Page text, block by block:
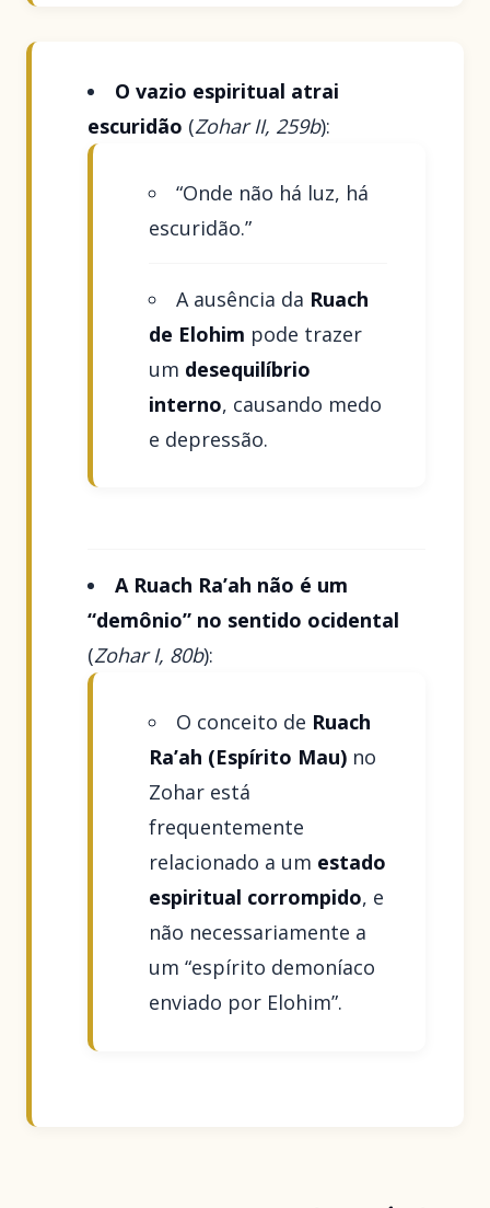
O vazio espiritual atrai
escuridão (Zohar II, 259b):
“Onde não há luz, há
escuridão.”
A ausência da Ruach
de Elohim pode trazer
um desequilíbrio
interno, causando medo
e depressão.
A Ruach Ra’ah não é um
“demônio” no sentido ocidental
(Zohar I, 80b):
O conceito de Ruach
Ra’ah (Espírito Mau) no
Zohar está
frequentemente
relacionado a um estado
espiritual corrompido, e
não necessariamente a
um “espírito demoníaco
enviado por Elohim”.